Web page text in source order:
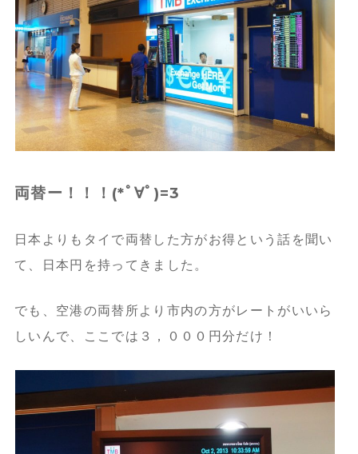
両替ー！！！(*ﾟ∀ﾟ)=3
日本よりもタイで両替した方がお得という話を聞い
て、日本円を持ってきました。
でも、空港の両替所より市内の方がレートがいいら
しいんで、ここでは３，０００円分だけ！